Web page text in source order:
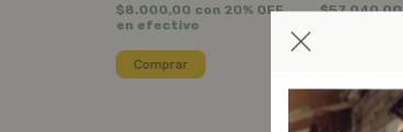
$8.000,00 con 20% OFF
en efectivo
Comprar